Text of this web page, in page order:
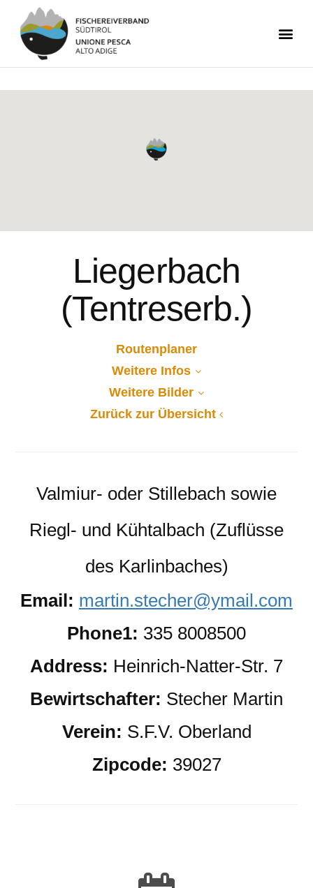
Liegerbach
(Tentreserb.)
Routenplaner
Weitere Infos
Weitere Bilder
Zurück zur Übersicht
Valmiur- oder Stillebach sowie
Riegl- und Kühtalbach (Zuflüsse
des Karlinbaches)
Email: martin.stecher@ymail.com
Phone1: 335 8008500
Address: Heinrich-Natter-Str. 7
Bewirtschafter: Stecher Martin
Verein: S.F.V. Oberland
Zipcode: 39027